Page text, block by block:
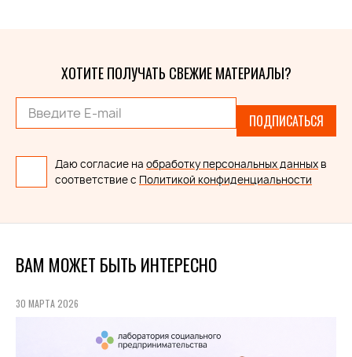
ХОТИТЕ ПОЛУЧАТЬ СВЕЖИЕ МАТЕРИАЛЫ?
ПОДПИСАТЬСЯ
Даю согласие на обработку персональных данных в
соответствие с Политикой конфиденциальности
ВАМ МОЖЕТ БЫТЬ ИНТЕРЕСНО
30 МАРТА 2026